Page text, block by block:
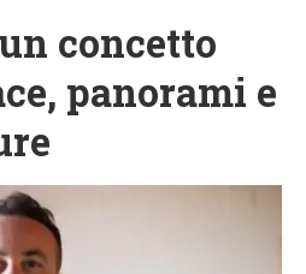
concetto
panorami e